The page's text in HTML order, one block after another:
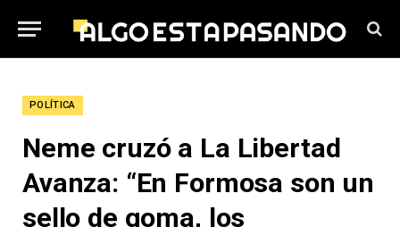
POLÍTICA
Neme cruzó a La Libertad
Avanza: “En Formosa son un
sello de goma, los